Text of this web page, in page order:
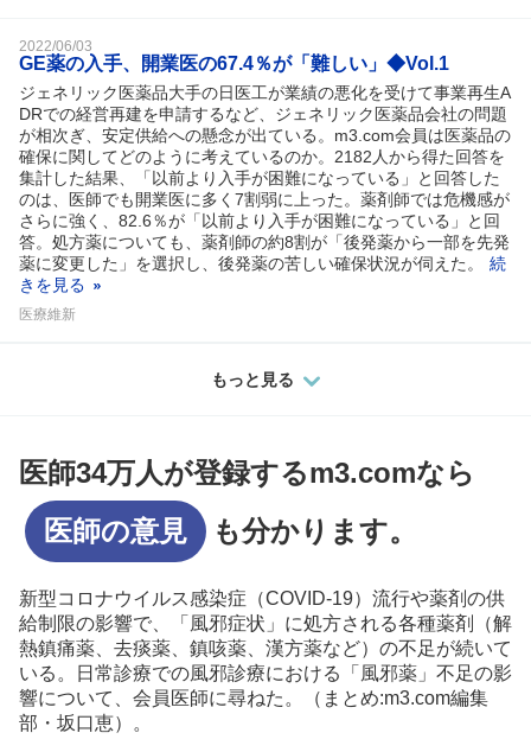
2022/06/03
GE薬の入手、開業医の67.4％が「難しい」◆Vol.1
ジェネリック医薬品大手の日医工が業績の悪化を受けて事業再生A
DRでの経営再建を申請するなど、ジェネリック医薬品会社の問題
が相次ぎ、安定供給への懸念が出ている。m3.com会員は医薬品の
確保に関してどのように考えているのか。2182人から得た回答を
集計した結果、「以前より入手が困難になっている」と回答した
のは、医師でも開業医に多く7割弱に上った。薬剤師では危機感が
さらに強く、82.6％が「以前より入手が困難になっている」と回
答。処方薬についても、薬剤師の約8割が「後発薬から一部を先発
薬に変更した」を選択し、後発薬の苦しい確保状況が伺えた。
続
きを見る
医療維新
もっと見る
医師34万人が登録するm3.comなら
医師の意見
も分かります。
新型コロナウイルス感染症（COVID-19）流行や薬剤の供
給制限の影響で、「風邪症状」に処方される各種薬剤（解
熱鎮痛薬、去痰薬、鎮咳薬、漢方薬など）の不足が続いて
いる。日常診療での風邪診療における「風邪薬」不足の影
響について、会員医師に尋ねた。（まとめ:m3.com編集
部・坂口恵）。